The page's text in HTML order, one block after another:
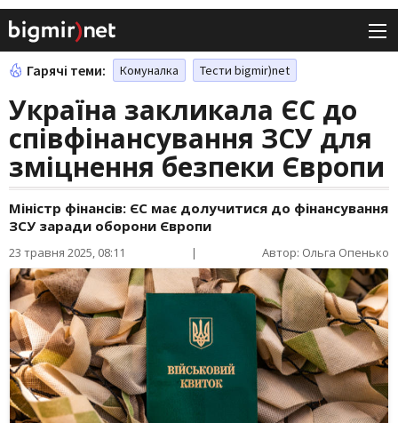
Гарячі теми: Комуналка Тести bigmir)net
Україна закликала ЄС до
співфінансування ЗСУ для
зміцнення безпеки Європи
Міністр фінансів: ЄС має долучитися до фінансування
ЗСУ заради оборони Європи
23 травня 2025, 08:11 | Автор: Ольга Опенько